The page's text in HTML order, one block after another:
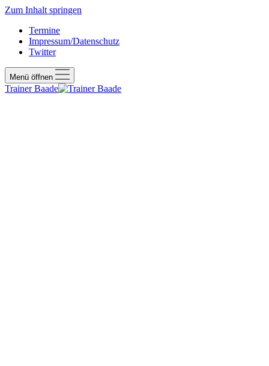
Zum Inhalt springen
Termine
Impressum/Datenschutz
Twitter
Menü öffnen
Trainer Baade